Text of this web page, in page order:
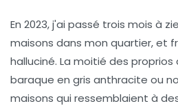
En 2023, j'ai passé trois mois à
maisons dans mon quartier, et
halluciné. La moitié des
baraque en gris anthracite ou
maisons qui ressemblaient à